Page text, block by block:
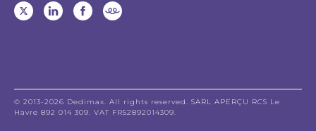
© 2013-2026 Dedimax. All rights reserved. SARL APERÇU RCS Le
Havre 892 014 309. VAT FR52892014309.